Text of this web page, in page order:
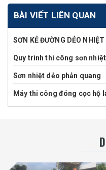
BÀI VIẾT LIÊN QUAN
SƠN KẺ ĐƯỜNG DẺO
Quy trình thi công sơn
Sơn nhiệt dẻo phản quang
Máy thi công đóng cọc hộ